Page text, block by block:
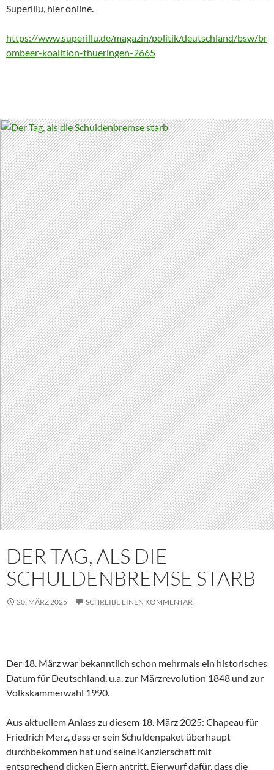
Superillu, hier online.
https://www.superillu.de/magazin/politik/deutschland/bsw/br
ombeer-koalition-thueringen-2665
DER TAG, ALS DIE
SCHULDENBREMSE STARB
20. MÄRZ 2025 SCHREIBE EINEN KOMMENTAR
Der 18. März war bekanntlich schon mehrmals ein historisches
Datum für Deutschland, u.a. zur Märzrevolution 1848 und zur
Volkskammerwahl 1990.
Aus aktuellem Anlass zu diesem 18. März 2025: Chapeau für
Friedrich Merz, dass er sein Schuldenpaket überhaupt
durchbekommen hat und seine Kanzlerschaft mit
entsprechend dicken Eiern antritt. Eierwurf dafür, dass die